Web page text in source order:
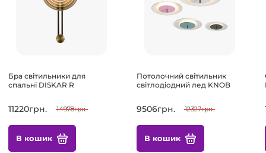
Бра світильники для
спальні DISKAR R
11220грн. 14978грн.
В кошик
Потолочний світильник
світлодіодний лед KNOB
9506грн. 12327грн.
В кошик